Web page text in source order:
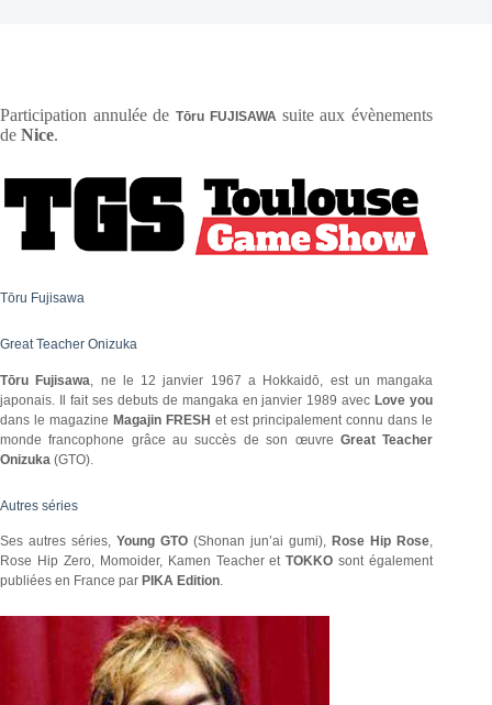
Participation annulée deTōru FUJISAWA suite aux évènements
de Nice.
Tōru Fujisawa
Great Teacher Onizuka
Tōru Fujisawa , ne le 12 janvier 1967 a Hokkaidō, est un mangaka
japonais. Il fait ses debuts de mangaka en janvier 1989 avecLove you
dans le magazineMagajin FRESH et est principalement connu dans le
monde francophone grâce au succès de son œuvre Great Teacher
Onizuka (GTO).
Autres séries
Ses autres séries,Young GTO (Shonan jun’ai gumi), Rose Hip Rose,
Rose Hip Zero, Momoider, Kamen Teacher etTOKKO sont également
publiées en France par PIKA Edition.